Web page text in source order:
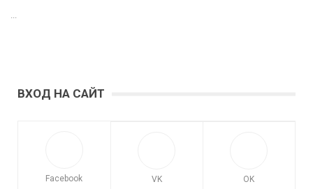
...
ВХОД НА САЙТ
Facebook VK OK